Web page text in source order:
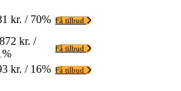
kr. / 70% Få tilbud
kr. /
Få tilbud
kr. / 16% Få tilbud